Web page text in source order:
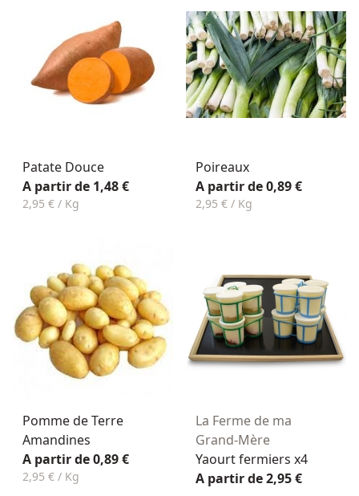
Patate Douce
A partir de 1,48 €
2,95 € / Kg
Poireaux
A partir de 0,89 €
2,95 € / Kg
Pomme de Terre
Amandines
A partir de 0,89 €
2,95 € / Kg
La Ferme de ma
Grand-Mère
Yaourt fermiers x4
A partir de 2,95 €